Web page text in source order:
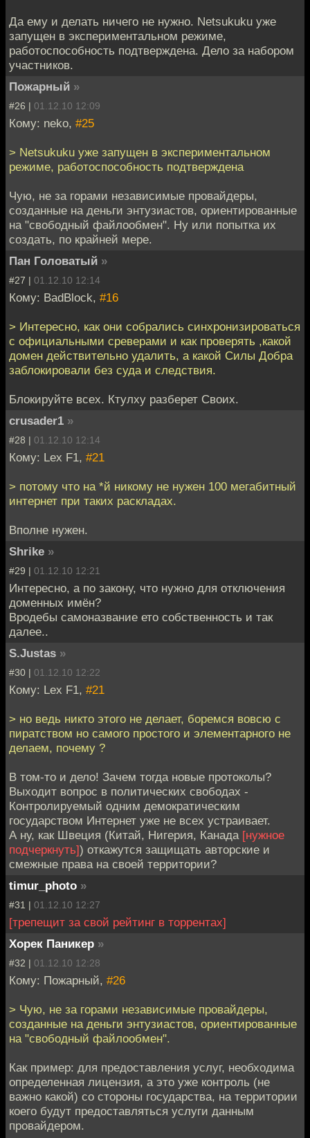
Да ему и делать ничего не нужно. Netsukuku уже
запущен в экспериментальном режиме,
работоспособность подтверждена. Дело за набором
участников.
Пожарный »
#26 | 01.12.10 12:09
Кому: neko, #25
> Netsukuku уже запущен в экспериментальном
режиме, работоспособность подтверждена
Чую, не за горами независимые провайдеры,
созданные на деньги энтузиастов, ориентированные
на "свободный файлообмен". Ну или попытка их
создать, по крайней мере.
Пан Головатый »
#27 | 01.12.10 12:14
Кому: BadBlock, #16
> Интересно, как они собрались синхронизироваться
с официальными среверами и как проверять ,какой
домен действительно удалить, а какой Силы Добра
заблокировали без суда и следствия.
Блокируйте всех. Ктулху разберет Своих.
crusader1 »
#28 | 01.12.10 12:14
Кому: Lex F1, #21
> потому что на *й никому не нужен 100 мегабитный
интернет при таких раскладах.
Вполне нужен.
Shrike »
#29 | 01.12.10 12:21
Интересно, а по закону, что нужно для отключения
доменных имён?
Вродебы самоназвание ето собственность и так
далее..
S.Justas »
#30 | 01.12.10 12:22
Кому: Lex F1, #21
> но ведь никто этого не делает, боремся вовсю с
пиратством но самого простого и элементарного не
делаем, почему ?
В том-то и дело! Зачем тогда новые протоколы?
Выходит вопрос в политических свободах -
Контролируемый одним демократическим
государством Интернет уже не всех устраивает.
А ну, как Швеция (Китай, Нигерия, Канада [нужное
подчеркнуть]) откажутся защищать авторские и
смежные права на своей территории?
timur_photo »
#31 | 01.12.10 12:27
[трепещит за свой рейтинг в торрентах]
Хорек Паникер »
#32 | 01.12.10 12:28
Кому: Пожарный, #26
> Чую, не за горами независимые провайдеры,
созданные на деньги энтузиастов, ориентированные
на "свободный файлообмен".
Как пример: для предоставления услуг, необходима
определенная лицензия, а это уже контроль (не
важно какой) со стороны государства, на территории
коего будут предоставляться услуги данным
провайдером.